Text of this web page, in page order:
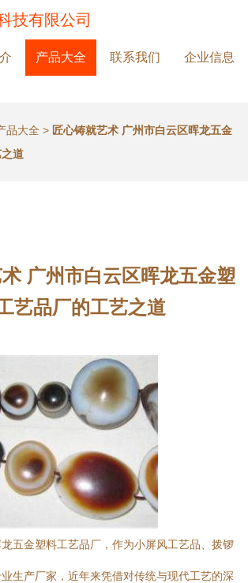
技有限公司
产品大全 联系我们 企业信息
品大全 > 匠心铸就艺术 广州市白云区晖龙五金
道
广州市白云区晖龙五金塑
艺品厂的工艺之道
五金塑料工艺品厂，作为小屏风工艺品、拨锣
生产厂家，近年来凭借对传统与现代工艺的深